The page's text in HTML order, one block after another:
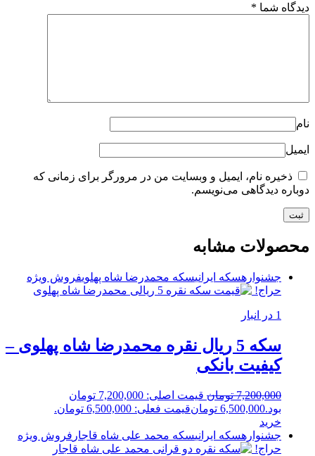
دیدگاه شما *
نام
ایمیل
ذخیره نام، ایمیل و وبسایت من در مرورگر برای زمانی که
دوباره دیدگاهی می‌نویسم.
محصولات مشابه
جشنوارهسکه ایرانیسکه محمدرضا شاه پهلویفروش ویژه
حراج!
1 در انبار
سکه 5 ریال نقره محمدرضا شاه پهلوی –
کیفیت بانکی
7,200,000 تومان
قیمت اصلی: 7,200,000 تومان
بود.6,500,000 تومانقیمت فعلی: 6,500,000 تومان.
خرید
جشنوارهسکه ایرانیسکه محمد علی شاه قاجار فروش ویژه
حراج!